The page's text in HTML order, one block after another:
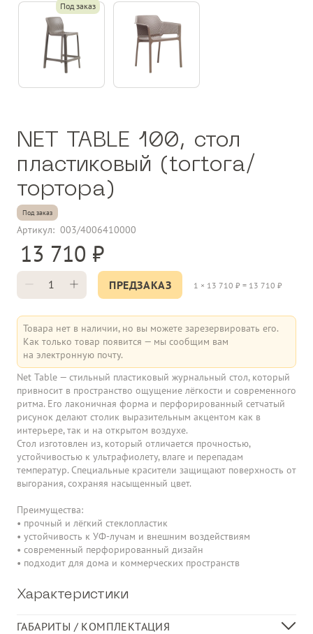
Под заказ
NET TABLE 100, стол
пластиковый (tortora/
тортора)
Под заказ
Артикул: 003/4006410000
13 710
ПРЕДЗАКАЗ 1 × 13 710 ₽ = 13 710 ₽
Товара нет в наличии, но вы можете зарезервировать его.
Как только товар появится — мы сообщим вам
на электронную почту.
Net Table — стильный пластиковый журнальный стол, который
привносит в пространство ощущение лёгкости и современного
ритма. Его лаконичная форма и перфорированный сетчатый
рисунок делают столик выразительным акцентом как в
интерьере, так и на открытом воздухе.
Стол изготовлен из, который отличается прочностью,
устойчивостью к ультрафиолету, влаге и перепадам
температур. Специальные красители защищают поверхность от
выгорания, сохраняя насыщенный цвет.
Преимущества:
• прочный и лёгкий стеклопластик
• устойчивость к УФ-лучам и внешним воздействиям
• современный перфорированный дизайн
• подходит для дома и коммерческих пространств
Характеристики
ГАБАРИТЫ / КОМПЛЕКТАЦИЯ